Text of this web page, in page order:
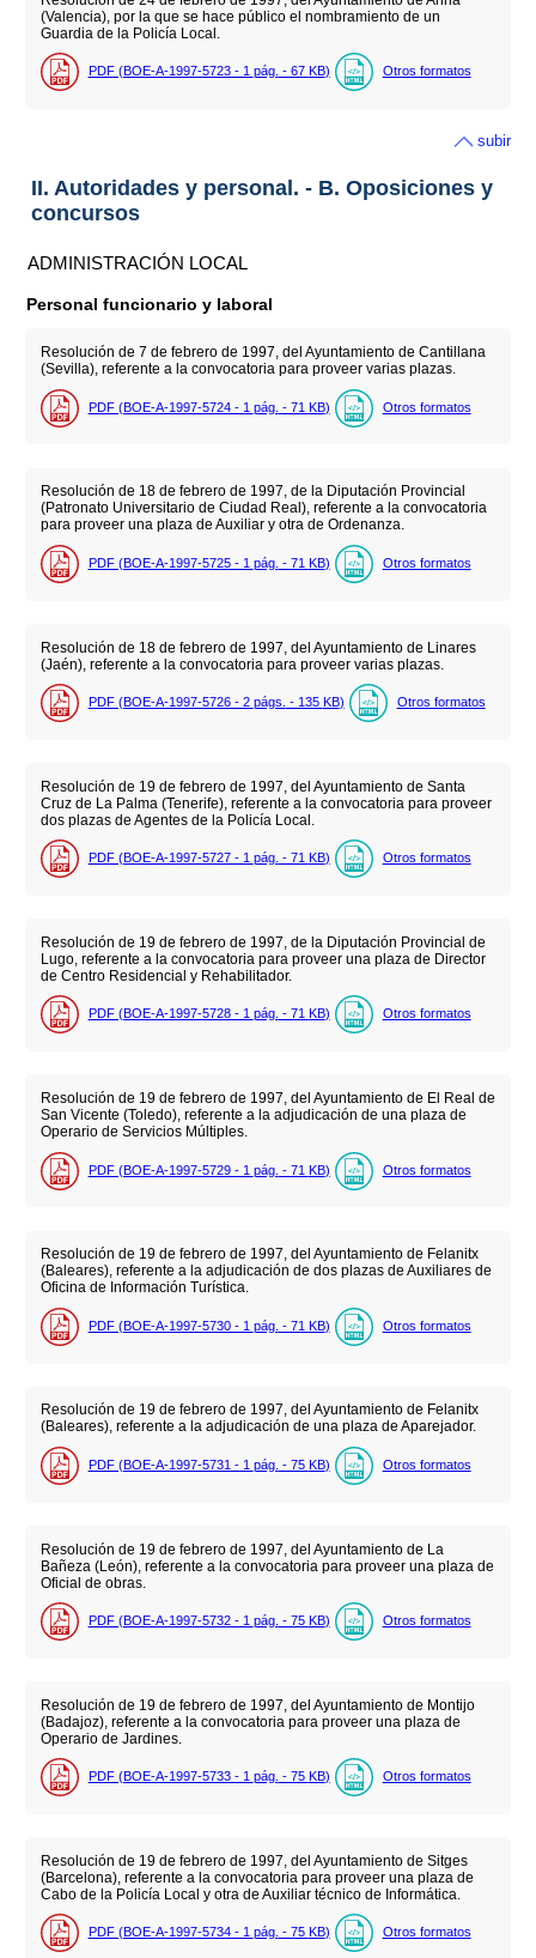
(Valencia), por la que se hace público el nombramiento de un
Guardia de la Policía Local.
PDF (BOE-A-1997-5723 - 1 pág. - 67 KB) Otros formatos
subir
II. Autoridades y personal. - B. Oposiciones y
concursos
ADMINISTRACIÓN LOCAL
Personal funcionario y laboral
Resolución de 7 de febrero de 1997, del Ayuntamiento de Cantillana
(Sevilla), referente a la convocatoria para proveer varias plazas.
PDF (BOE-A-1997-5724 - 1 pág. - 71 KB) Otros formatos
Resolución de 18 de febrero de 1997, de la Diputación Provincial
(Patronato Universitario de Ciudad Real), referente a la convocatoria
para proveer una plaza de Auxiliar y otra de Ordenanza.
PDF (BOE-A-1997-5725 - 1 pág. - 71 KB) Otros formatos
Resolución de 18 de febrero de 1997, del Ayuntamiento de Linares
(Jaén), referente a la convocatoria para proveer varias plazas.
PDF (BOE-A-1997-5726 - 2 págs. - 135 KB) Otros formatos
Resolución de 19 de febrero de 1997, del Ayuntamiento de Santa
Cruz de La Palma (Tenerife), referente a la convocatoria para proveer
dos plazas de Agentes de la Policía Local.
PDF (BOE-A-1997-5727 - 1 pág. - 71 KB) Otros formatos
Resolución de 19 de febrero de 1997, de la Diputación Provincial de
Lugo, referente a la convocatoria para proveer una plaza de Director
de Centro Residencial y Rehabilitador.
PDF (BOE-A-1997-5728 - 1 pág. - 71 KB) Otros formatos
Resolución de 19 de febrero de 1997, del Ayuntamiento de El Real de
San Vicente (Toledo), referente a la adjudicación de una plaza de
Operario de Servicios Múltiples.
PDF (BOE-A-1997-5729 - 1 pág. - 71 KB) Otros formatos
Resolución de 19 de febrero de 1997, del Ayuntamiento de Felanitx
(Baleares), referente a la adjudicación de dos plazas de Auxiliares de
Oficina de Información Turística.
PDF (BOE-A-1997-5730 - 1 pág. - 71 KB) Otros formatos
Resolución de 19 de febrero de 1997, del Ayuntamiento de Felanitx
(Baleares), referente a la adjudicación de una plaza de Aparejador.
PDF (BOE-A-1997-5731 - 1 pág. - 75 KB) Otros formatos
Resolución de 19 de febrero de 1997, del Ayuntamiento de La
Bañeza (León), referente a la convocatoria para proveer una plaza de
Oficial de obras.
PDF (BOE-A-1997-5732 - 1 pág. - 75 KB) Otros formatos
Resolución de 19 de febrero de 1997, del Ayuntamiento de Montijo
(Badajoz), referente a la convocatoria para proveer una plaza de
Operario de Jardines.
PDF (BOE-A-1997-5733 - 1 pág. - 75 KB) Otros formatos
Resolución de 19 de febrero de 1997, del Ayuntamiento de Sitges
(Barcelona), referente a la convocatoria para proveer una plaza de
Cabo de la Policía Local y otra de Auxiliar técnico de Informática.
PDF (BOE-A-1997-5734 - 1 pág. - 75 KB) Otros formatos